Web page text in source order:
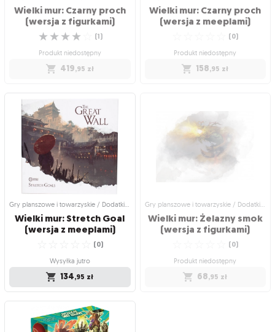
Wielki mur: Czarny proch
(wersja z figurkami)
☆
☆
☆
☆ (1)
Produkt niedostępny
419,95 zł
Gry planszowe i towarzyskie / Dodatki
Wielki mur: Czarny proch
(wersja z figurkami)
Tylko jeden klan zostanie uznany
godnym miana obrońcy imperium
☆
☆
☆
☆
☆
Produkt niedostępny
Wielki mur: Czarny proch
(wersja z meeplami)
(0)
Produkt niedostępny
158,95 zł
Wielki mur: Czarny proch
(wersja z meeplami)
Tylko jeden klan zostanie uznany
godnym miana obrońcy imperium
☆
☆
☆
☆
☆ 0)
Gry planszowe i towarzyskie / Dodatki do gier
Wielki mur: Stretch Goal
(wersja z meeplami)
(0)
Wysyłka jutro
134,95 zł
Gry planszowe i towarzyskie / Dodatki
do gier
Wielki mur: Stretch Goal
Gry planszowe i towarzyskie / Dodatki do gier
Wielki mur: Żelazny smok
(wersja z figurkami)
(0)
Produkt niedostępny
68,95 zł